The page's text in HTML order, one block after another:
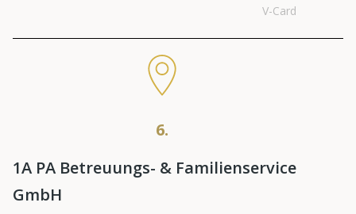
V-Card
6.
1A PA Betreuungs- & Familienservice
GmbH